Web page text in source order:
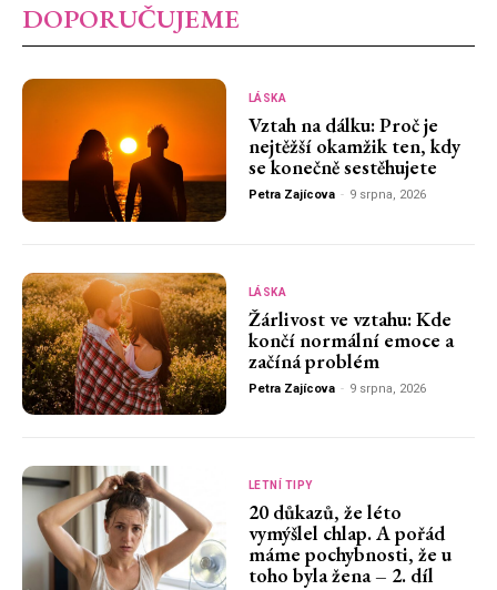
DOPORUČUJEME
LÁSKA
Vztah na dálku: Proč je
nejtěžší okamžik ten, kdy
se konečně sestěhujete
Petra Zajícova - 9 srpna, 2026
LÁSKA
Žárlivost ve vztahu: Kde
končí normální emoce a
začíná problém
Petra Zajícova - 9 srpna, 2026
LETNÍ TIPY
20 důkazů, že léto
vymýšlel chlap. A pořád
máme pochybnosti, že u
toho byla žena – 2. díl